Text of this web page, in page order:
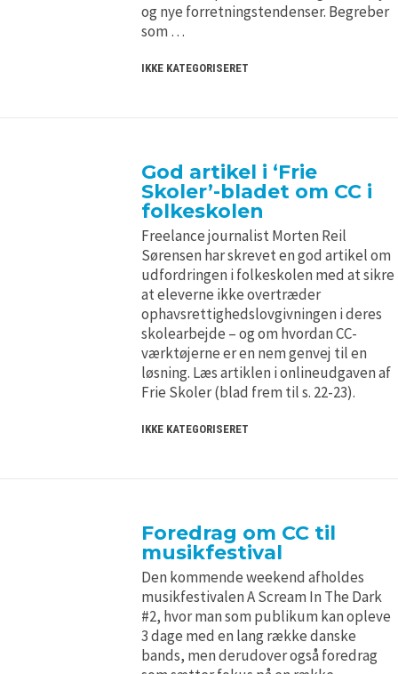
og nye forretningstendenser. Begreber
som …
IKKE KATEGORISERET
God artikel i ‘Frie
Skoler’-bladet om CC i
folkeskolen
Freelance journalist Morten Reil
Sørensen har skrevet en god artikel om
udfordringen i folkeskolen med at sikre
at eleverne ikke overtræder
ophavsrettighedslovgivningen i deres
skolearbejde – og om hvordan CC-
værktøjerne er en nem genvej til en
løsning. Læs artiklen i onlineudgaven af
Frie Skoler (blad frem til s. 22-23).
IKKE KATEGORISERET
Foredrag om CC til
musikfestival
Den kommende weekend afholdes
musikfestivalen A Scream In The Dark
#2, hvor man som publikum kan opleve
3 dage med en lang række danske
bands, men derudover også foredrag